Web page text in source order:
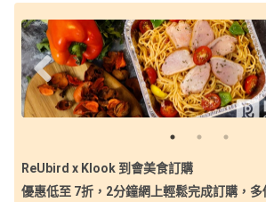
ReUbird x Klook 到會美食訂購
優惠低至 7折，2分鐘網上輕鬆完成訂購，